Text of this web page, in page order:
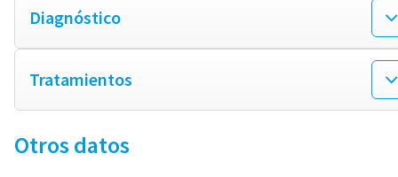
Diagnóstico
Tratamientos
Otros datos